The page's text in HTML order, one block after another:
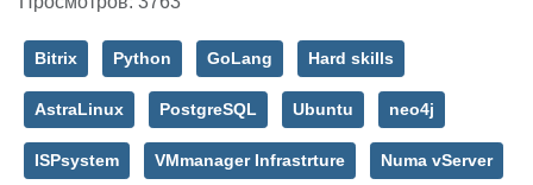
Bitrix Python GoLang Hard skills
AstraLinux PostgreSQL Ubuntu neo4j
ISPsystem VMmanager Infrastrture Numa vServer